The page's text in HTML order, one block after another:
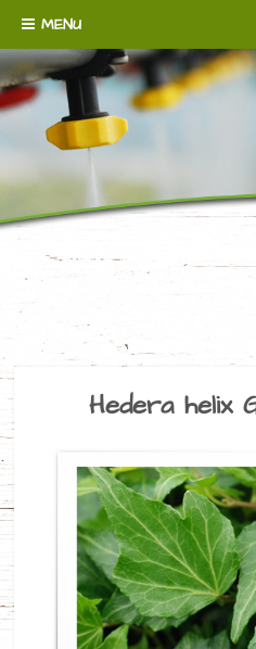
MENU
Skip to content
WENN´S UM BODENDECKER GEHT!
Hedera helix